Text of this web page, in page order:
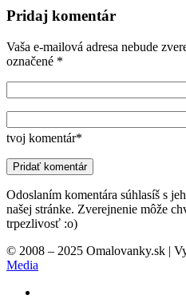
Pridaj komentár
Vaša e-mailová adresa nebude
označené *
tvoj komentár*
Odoslaním komentára súhlasíš s
našej stránke. Zverejnenie môže
trpezlivosť :o)
© 2008 – 2025 Omalovanky.sk |
Media